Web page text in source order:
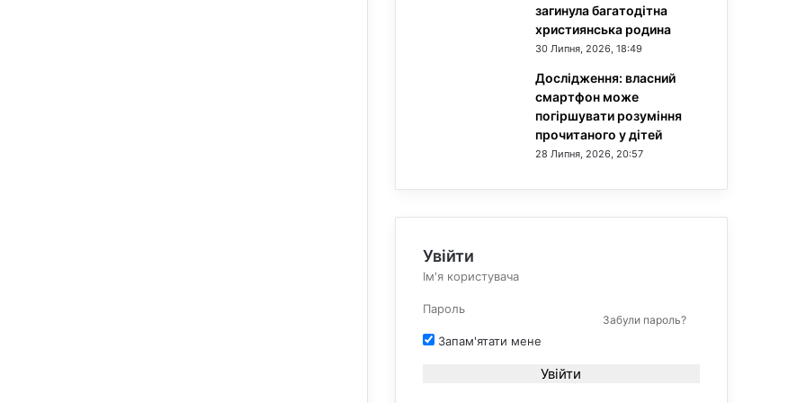
загинула багатодітна
християнська родина
30 Липня, 2026, 18:49
Дослідження: власний
смартфон може
погіршувати розуміння
прочитаного у дітей
28 Липня, 2026, 20:57
Увійти
Забули пароль?
Запам'ятати мене
Увійти